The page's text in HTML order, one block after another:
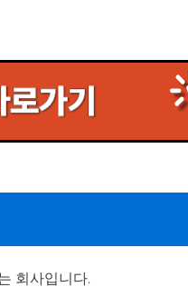
회사입니다.